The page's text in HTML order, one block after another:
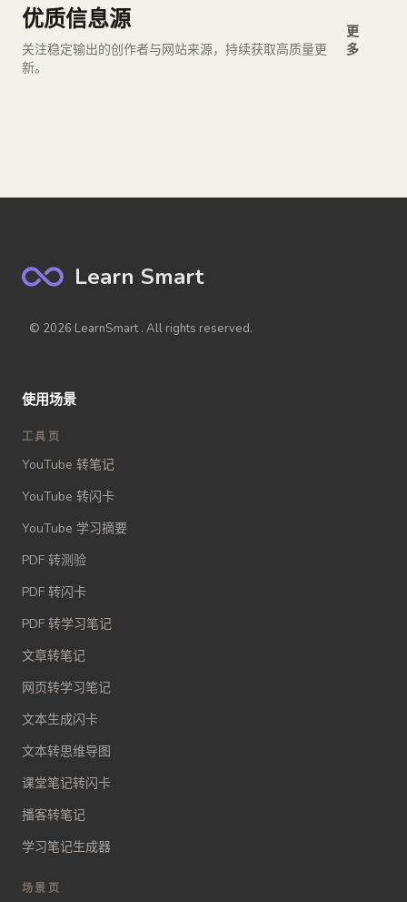
优质信息源
关注稳定输出的创作者与网站来源，持续获取高质量更
新。
更
多
Learn Smart
© 2026 LearnSmart . All rights reserved.
使用场景
工具页
YouTube 转笔记
YouTube 转闪卡
YouTube 学习摘要
PDF 转测验
PDF 转闪卡
PDF 转学习笔记
文章转笔记
网页转学习笔记
文本生成闪卡
文本转思维导图
课堂笔记转闪卡
播客转笔记
学习笔记生成器
场景页